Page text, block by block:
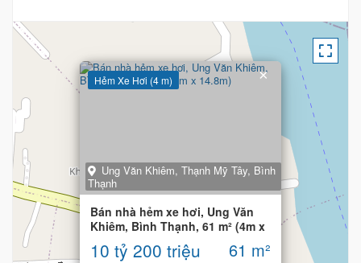
Hẻm Xe Hơi (4 m)
Ung Văn Khiêm, Thạnh Mỹ Tây, Bình
Thạnh
Bán nhà hẻm xe hơi, Ung Văn
Khiêm, Bình Thạnh, 61 m² (4m x
14.8m)
10 tỷ 200 triệu 61 m²
×